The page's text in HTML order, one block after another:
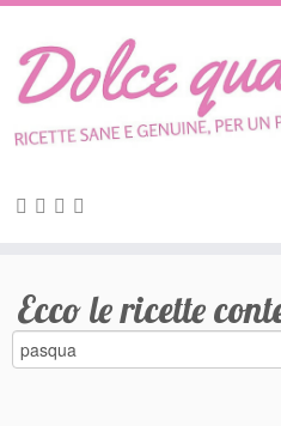
Skip
content
Ecco le ricette
Ricerca
per: